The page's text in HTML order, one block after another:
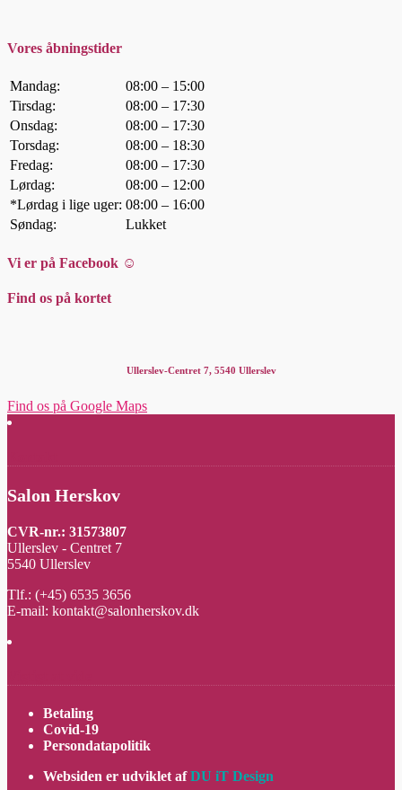
Vores åbningstider
Mandag:
08:00 – 15:00
Tirsdag:
08:00 – 17:30
Onsdag:
08:00 – 17:30
Torsdag:
08:00 – 18:30
Fredag:
08:00 – 17:30
Lørdag:
08:00 – 12:00
*Lørdag i lige uger: 08:00 – 16:00
Søndag:
Lukket
Vi er på Facebook ☺
Find os på kortet
Ullerslev-Centret 7, 5540 Ullerslev
Find os på Google Maps
Salon Herskov
CVR-nr.: 31573807
Ullerslev - Centret 7
5540 Ullerslev
Tlf.: (+45) 6535 3656
E-mail: kontakt@salonherskov.dk
Betaling
Covid-19
Persondatapolitik
Websiden er udviklet af DU iT Design